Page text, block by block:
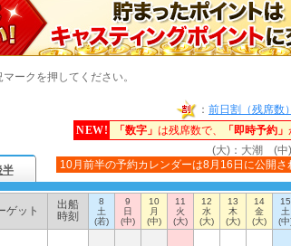
ークを押してください。
： 前日割（残席数
NEW!
「数字」 は残席数で、 「即時予約」
(大)：大潮 (
半 10月前半の予約カレンダーは8月16日に公開さ
ゲット
出船
時刻
8
土
(若)
9
日
(中)
10
月
(中)
11
火
(大)
12
水
(大)
13
木
(大)
14
金
(大)
15
土
(